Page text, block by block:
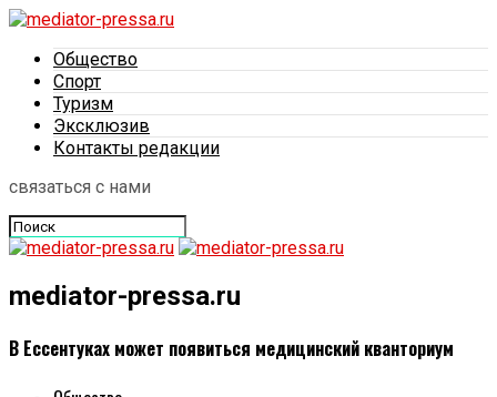
Общество
Спорт
Туризм
Эксклюзив
Контакты редакции
связаться с нами
mediator-pressa.ru
В Ессентуках может появиться медицинский кванториум